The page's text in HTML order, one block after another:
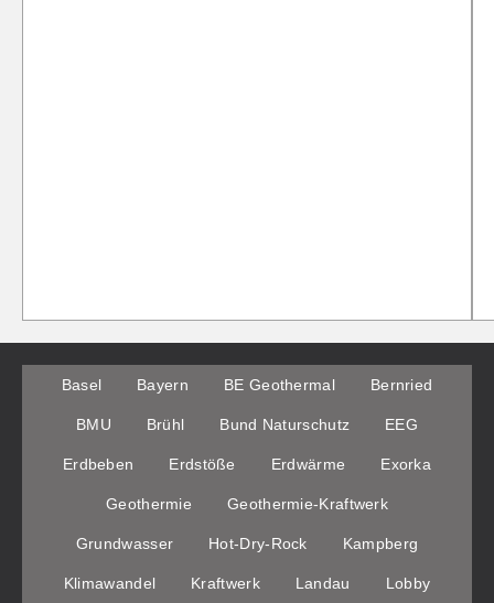
Basel Bayern BE Geothermal Bernried
BMU Brühl Bund Naturschutz EEG
Erdbeben Erdstöße Erdwärme Exorka
Geothermie Geothermie-Kraftwerk
Grundwasser Hot-Dry-Rock Kampberg
Klimawandel Kraftwerk Landau Lobby